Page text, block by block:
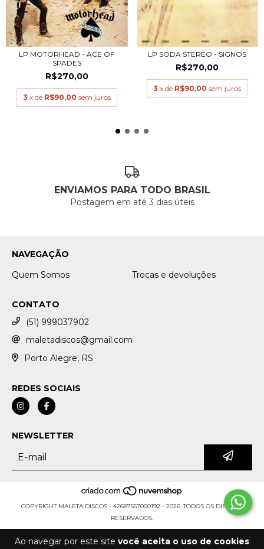
Ao navegar por este site você aceita o uso de cookies
LP MOTÖRHEAD - ACE OF
SPADES
R$270,00
3 x de R$90,00 sem juros
LP SODA STEREO - SIGNOS
R$270,00
3 x de R$90,00 sem juros
ENVIAMOS PARA TODO BRASIL
Postagem em até 3 dias úteis
NAVEGAÇÃO
Quem Somos
Trocas e devoluções
CONTATO
(51) 999037902
maletadiscos@gmail.com
Porto Alegre, RS
REDES SOCIAIS
NEWSLETTER
COPYRIGHT MALETA DISCOS - 42687557000192 - 2026. TODOS OS DIREITOS
RESERVADOS.